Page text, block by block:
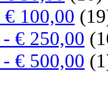
€ 100,00
- € 250,00
- € 500,00